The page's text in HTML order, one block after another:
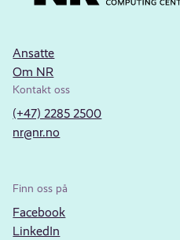
Ansatte
Om NR
Kontakt oss
(+47) 2285 2500
nr@nr.no
Finn oss på
Facebook
LinkedIn